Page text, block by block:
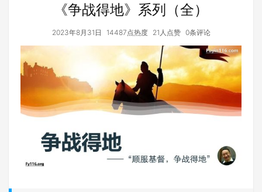
《争战得地》系列（全）
2023年8月31日 14487点热度 21人点赞 0条评论